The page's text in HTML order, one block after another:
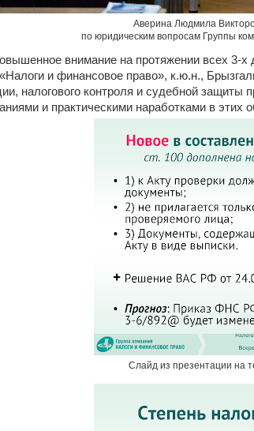
Аверина Людмила
по юридическим вопросам Группы
внимание на протяжении всех 3-х
и финансовое право», к.ю.н.,
налогового контроля и судебной
и практическими наработками в этих
Слайд из презентации на